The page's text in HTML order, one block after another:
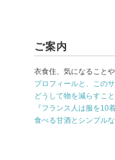
ご案内
衣食住、気になること
プロフィールと、この
どうして物を減らすこ
『フランス人は服を10
食べる甘酒とシンプル